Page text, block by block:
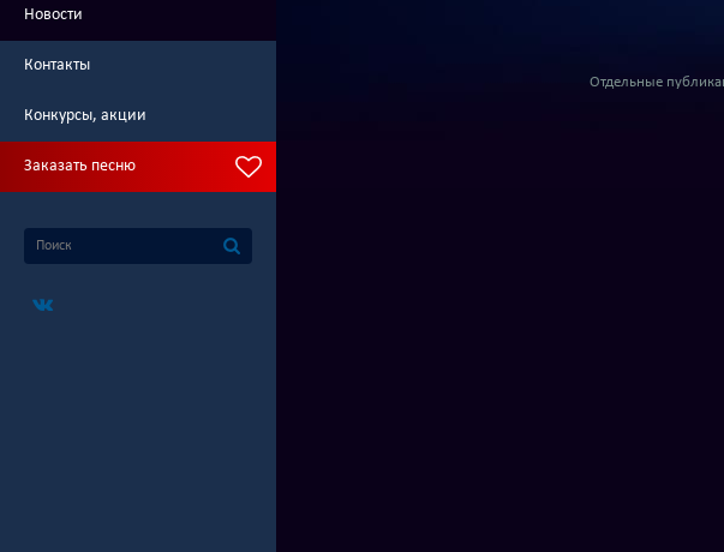
Новости
Контакты
Конкурсы, акции
Заказать песню
Отдельные